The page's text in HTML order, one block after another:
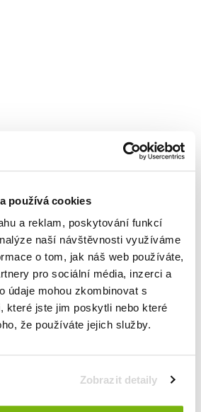
používá cookies
a reklam, poskytování funkcí
naší návštěvnosti využíváme
o tom, jak náš web používáte,
pro sociální média, inzerci a
údaje mohou zkombinovat s
které jste jim poskytli nebo které
že používáte jejich služby.
Zobrazit detaily